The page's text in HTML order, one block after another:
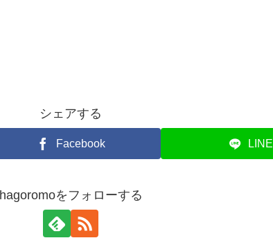
シェアする
Facebook LINE
hagoromoをフォローする